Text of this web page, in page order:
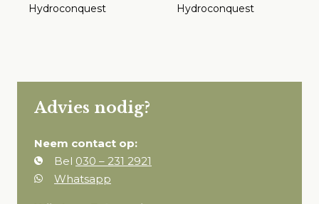
Hydroconquest Hydroconquest
Advies nodig?
Neem contact op:
Bel 030 – 231 2921
Whatsapp